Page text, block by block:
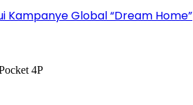
Kampanye Global “Dream Home”